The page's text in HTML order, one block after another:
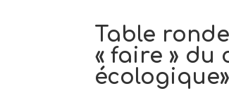
Table
« faire »
écologique»